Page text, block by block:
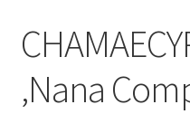
‚Nana